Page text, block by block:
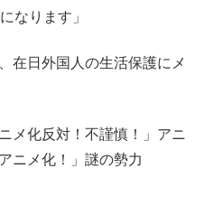
なります」
在日外国人の生活保護にメ
メ化反対！不謹慎！」アニ
ニメ化！」謎の勢力